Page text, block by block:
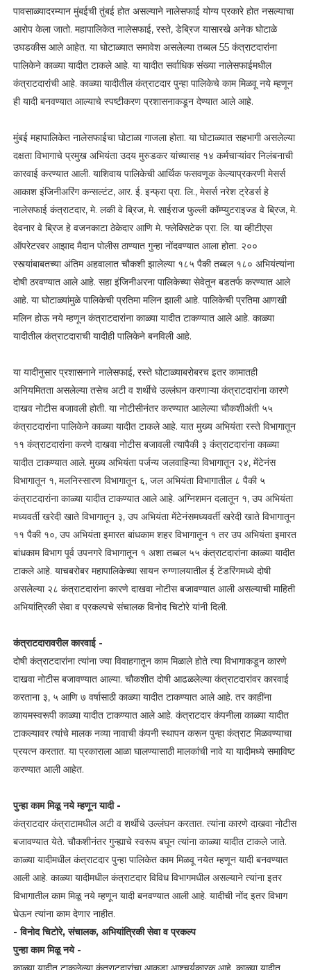
पावसाळ्यादरम्यान मुंबईची तुंबई होत असल्याने नालेसफाई योग्य प्रकारे होत नसल्याचा
आरोप केला जातो. महापालिकेत नालेसफाई, रस्ते, डेब्रिज यासारखे अनेक घोटाळे
उघडकीस आले आहेत. या घोटाळ्यात समावेश असलेल्या तब्बल 55 कंत्राटदारांना
पालिकेने काळ्या यादीत टाकले आहे. या यादीत सर्वाधिक संख्या नालेसफाईमधील
कंत्राटदारांची आहे. काळ्या यादीतील कंत्राटदार पुन्हा पालिकेचे काम मिळवू नये म्हणून
ही यादी बनवण्यात आल्याचे स्पष्टीकरण प्रशासनाकडून देण्यात आले आहे.
मुंबई महापालिकेत नालेसफाईचा घोटाळा गाजला होता. या घोटाळ्यात सहभागी असलेल्या
दक्षता विभागाचे प्रमुख अभियंता उदय मुरुडकर यांच्यासह १४ कर्मचाऱ्यांवर निलंबनाची
कारवाई करण्यात आली. याशिवाय पालिकेची आर्थिक फसवणूक केल्याप्रकरणी मेसर्स
आकाश इंजिनीअरिंग कन्सल्टंट, आर. ई. इन्फ्रा प्रा. लि., मेसर्स नरेश ट्रेडर्स हे
नालेसफाई कंत्राटदार, मे. लकी वे ब्रिज, मे. साईराज फुल्ली कॉम्प्युटराइज्ड वे ब्रिज, मे.
देवनार वे ब्रिज हे वजनकाटा ठेकेदार आणि मे. फ्लेक्सिटेक प्रा. लि. या व्हीटीएस
ऑपरेटरवर आझाद मैदान पोलीस ठाण्यात गुन्हा नोंदवण्यात आला होता. २००
रस्त्यांबाबतच्या अंतिम अहवालात चौकशी झालेल्या १८५ पैकी तब्बल १८० अभियंत्यांना
दोषी ठरवण्यात आले आहे. सहा इंजिनीअरना पालिकेच्या सेवेतून बडतर्फ करण्यात आले
आहे. या घोटाळ्यांमुळे पालिकेची प्रतिमा मलिन झाली आहे. पालिकेची प्रतिमा आणखी
मलिन होऊ नये म्हणून कंत्राटदारांना काळ्या यादीत टाकण्यात आले आहे. काळ्या
यादीतील कंत्राटदाराची यादीही पालिकेने बनविली आहे.
या यादीनुसार प्रशासनाने नालेसफाई, रस्ते घोटाळ्याबरोबरच इतर कामातही
अनियमितता असलेल्या तसेच अटी व शर्थीचे उल्लंघन करणाऱ्या कंत्राटदारांना कारणे
दाखव नोटीस बजावली होती. या नोटीसीनंतर करण्यात आलेल्या चौकशीअंती ५५
कंत्राटदारांना पालिकेने काळ्या यादीत टाकले आहे. यात मुख्य अभियंता रस्ते विभागातून
११ कंत्राटदारांना करणे दाखवा नोटीस बजावली त्यापैकी ३ कंत्राटदारांना काळ्या
यादीत टाकण्यात आले. मुख्य अभियंता पर्जन्य जलवाहिन्या विभागातून २४, मेंटेनंस
विभागातून १, मलनिस्सारण विभागातून ६, जल अभियंता विभागातील ८ पैकी ५
कंत्राटदारांना काळ्या यादीत टाकण्यात आले आहे. अग्निशमन दलातून १, उप अभियंता
मध्यवर्ती खरेदी खाते विभागातून ३, उप अभियंता मेंटेनंसमध्यवर्ती खरेदी खाते विभागातून
११ पैकी १०, उप अभियंता इमारत बांधकाम शहर विभागातून १ तर उप अभियंता इमारत
बांधकाम विभाग पूर्व उपनगरे विभागातून १ अशा तब्बल ५५ कंत्राटदारांना काळ्या यादीत
टाकले आहे. याचबरोबर महापालिकेच्या सायन रुग्णालयातील ई टेंडरिंगमध्ये दोषी
असलेल्या २८ कंत्राटदारांना कारणे दाखवा नोटीस बजावण्यात आली असल्याची माहिती
अभियांत्रिकी सेवा व प्रकल्पचे संचालक विनोद चिटोरे यांनी दिली.
कंत्राटदारावरील कारवाई -
दोषी कंत्राटदारांना त्यांना ज्या विवाहगातून काम मिळाले होते त्या विभागाकडून कारणे
दाखवा नोटीस बजावण्यात आल्या. चौकशीत दोषी आढळलेल्या कंत्राटदारांवर कारवाई
करताना ३, ५ आणि ७ वर्षासाठी काळ्या यादीत टाकण्यात आले आहे. तर काहींना
कायमस्वरूपी काळ्या यादीत टाकण्यात आले आहे. कंत्राटदार कंपनीला काळ्या यादीत
टाकल्यावर त्यांचे मालक नव्या नावाची कंपनी स्थापन करून पुन्हा कंत्राट मिळवण्याचा
प्रयत्न करतात. या प्रकाराला आळा घालण्यासाठी मालकांची नावे या यादीमध्ये समाविष्ट
करण्यात आली आहेत.
पुन्हा काम मिळू नये म्हणून यादी -
कंत्राटदार कंत्राटामधील अटी व शर्थीचे उल्लंघन करतात. त्यांना कारणे दाखवा नोटीस
बजावण्यात येते. चौकशीनंतर गुन्ह्याचे स्वरूप बघून त्यांना काळ्या यादीत टाकले जाते.
काळ्या यादीमधील कंत्राटदार पुन्हा पालिकेत काम मिळवू नयेत म्हणून यादी बनवण्यात
आली आहे. काळ्या यादीमधील कंत्राटदार विविध विभागमधील असल्याने त्यांना इतर
विभागातील काम मिळू नये म्हणून यादी बनवण्यात आली आहे. यादीची नोंद इतर विभाग
घेऊन त्यांना काम देणार नाहीत.
- विनोद चिटोरे, संचालक, अभियांत्रिकी सेवा व प्रकल्प
पुन्हा काम मिळू नये -